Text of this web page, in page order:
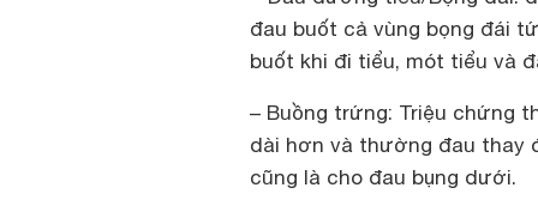
đau buốt cả vùng bọng đái
buốt khi đi tiểu, mót tiểu và
– Buồng trứng: Triệu chứng
dài hơn và thường đau thay
cũng là cho đau bụng dưới.